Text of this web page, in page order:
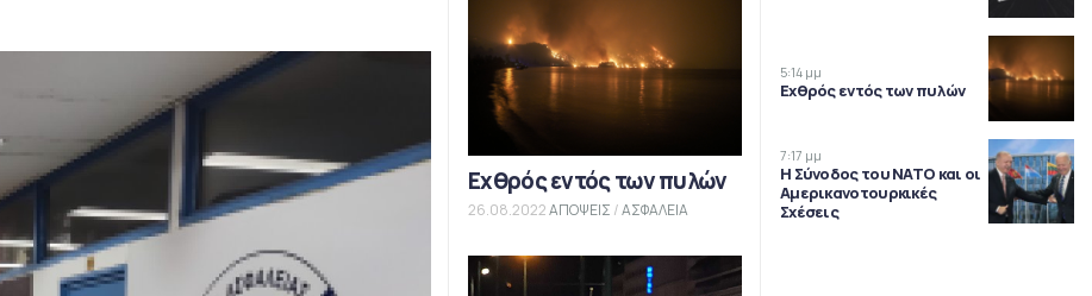
Εχθρός εντός των πυλών
26.08.2022ΑΠΟΨΕΙΣ /ΑΣΦΑΛΕΙΑ
5:14 μμ
Εχθρός εντός των πυλών
7:17 μμ
Η Σύνοδος του ΝΑΤΟ και οι
Αμερικανοτουρκικές
Σχέσεις